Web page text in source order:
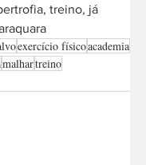
treino, já
exercício físicoacademia
malhartreino